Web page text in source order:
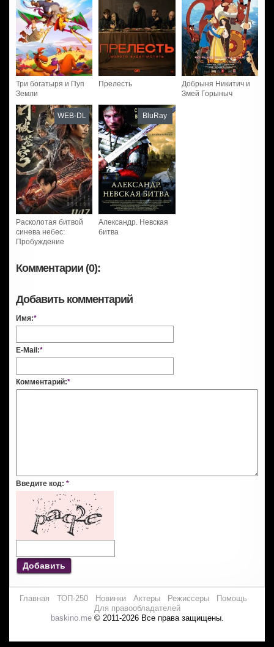
Три богатыря и Пуп
Земли
Прелесть
Добрыня Никитич и
Змей Горыныч
Расколотая битвой
синева небес:
Пробуждение
WEB-DL
Александр. Невская
битва
BluRay
Комментарии (0):
Добавить комментарий
Имя:*
E-Mail:*
Комментарий:*
Введите код: *
Добавить
Главная ТОП-250 Новинки Актеры Режиссеры
Помощь
Для правообладателей
baskino.me© 2011-2026 Все права защищены.